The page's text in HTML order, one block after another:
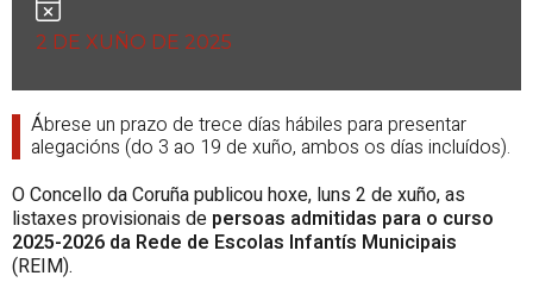
2 DE XUÑO DE 2025
Ábrese un prazo de trece días hábiles para presentar
alegacións (do 3 ao 19 de xuño, ambos os días incluídos).
O Concello da Coruña publicou hoxe, luns 2 de xuño, as
listaxes provisionais de persoas admitidas para o curso
2025-2026 da Rede de Escolas Infantís Municipais
(REIM).